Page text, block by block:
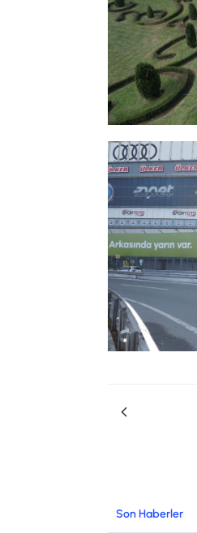
Son Haberler